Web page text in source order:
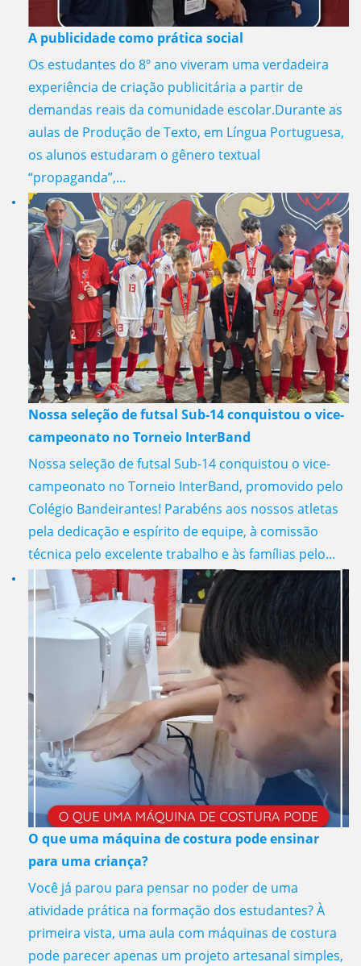
A publicidade como prática social
Os estudantes do 8º ano viveram uma verdadeira
experiência de criação publicitária a partir de
demandas reais da comunidade escolar.Durante as
aulas de Produção de Texto, em Língua Portuguesa,
os alunos estudaram o gênero textual
“propaganda”,...
Nossa seleção de futsal Sub-14 conquistou o vice-
campeonato no Torneio InterBand
Nossa seleção de futsal Sub-14 conquistou o vice-
campeonato no Torneio InterBand, promovido pelo
Colégio Bandeirantes! Parabéns aos nossos atletas
pela dedicação e espírito de equipe, à comissão
técnica pelo excelente trabalho e às famílias pelo...
O que uma máquina de costura pode ensinar
para uma criança?
Você já parou para pensar no poder de uma
atividade prática na formação dos estudantes? À
primeira vista, uma aula com máquinas de costura
pode parecer apenas um projeto artesanal simples,